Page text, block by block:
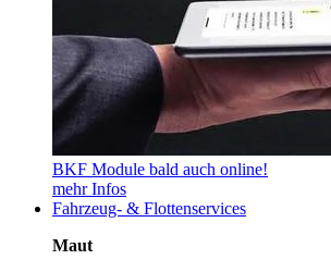
BKF Module bald auch online!
mehr Infos
Fahrzeug- & Flottenservices
Maut